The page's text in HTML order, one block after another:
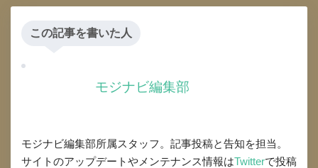
この記事を書いた人
モジナビ編集部
モジナビ編集部所属スタッフ。記事投稿と告知を担当。
サイトのアップデートやメンテナンス情報はTwitterで投稿